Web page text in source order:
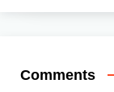
Comments